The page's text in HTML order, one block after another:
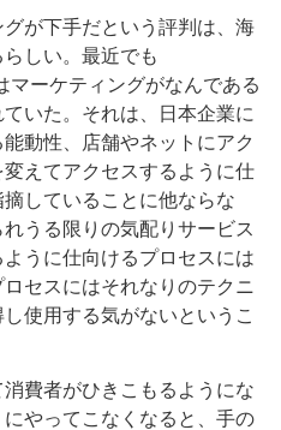
が下手だという評判は、海
しい。最近でも
マーケティングがなんである
いた。それは、日本企業に
動性、店舗やネットにアク
えてアクセスするように仕
していることに他ならな
うる限りの気配りサービス
うに仕向けるプロセスには
セスにはそれなりのテクニ
使用する気がないというこ
費者がひきこもるようにな
やってこなくなると、手の